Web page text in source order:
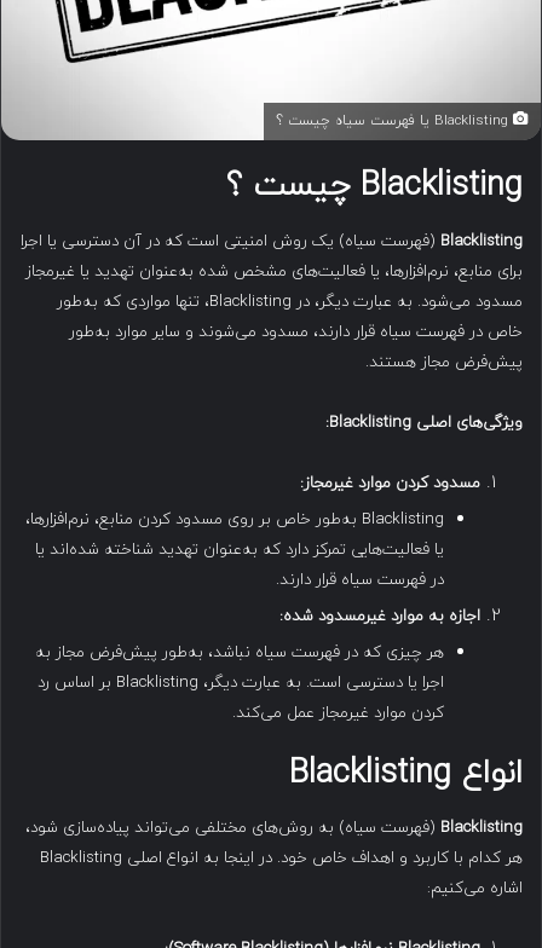
Blacklisting چیست ؟
Blacklisting (فهرست سیاه) یک روش امنیتی است که در آن دسترسی یا اجرا
برای منابع، نرم‌افزارها، یا فعالیت‌های مشخص شده به‌عنوان تهدید یا غیرمجاز
مسدود می‌شود. به عبارت دیگر، در Blacklisting، تنها مواردی که به‌طور
خاص در فهرست سیاه قرار دارند، مسدود می‌شوند و سایر موارد به‌طور
پیش‌فرض مجاز هستند.
ویژگی‌های اصلی
مسدود کردن موارد غیرمجاز:
Blacklisting به‌طور خاص بر روی مسدود کردن منابع، نرم‌افزارها،
یا فعالیت‌هایی تمرکز دارد که به‌عنوان تهدید شناخته شده‌اند یا
در فهرست سیاه قرار دارند.
اجازه به موارد غیرمسدود شده:
هر چیزی که در فهرست سیاه نباشد، به‌طور پیش‌فرض مجاز به
اجرا یا دسترسی است. به عبارت دیگر، Blacklisting بر اساس رد
کردن موارد غیرمجاز عمل می‌کند.
انواع
Blacklisting (فهرست سیاه) به روش‌های مختلفی می‌تواند پیاده‌سازی شود،
هر کدام با کاربرد و اهداف خاص خود. در اینجا به انواع اصلی Blacklisting
اشاره می‌کنیم: